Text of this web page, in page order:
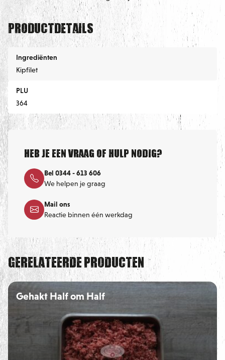
Productdetails
Ingrediënten
Kipfilet
PLU
364
Heb je een vraag of hulp nodig?
Bel 0344 - 613 606
We helpen je graag
Mail ons
Reactie binnen één werkdag
Gerelateerde producten
Gehakt Half om Half